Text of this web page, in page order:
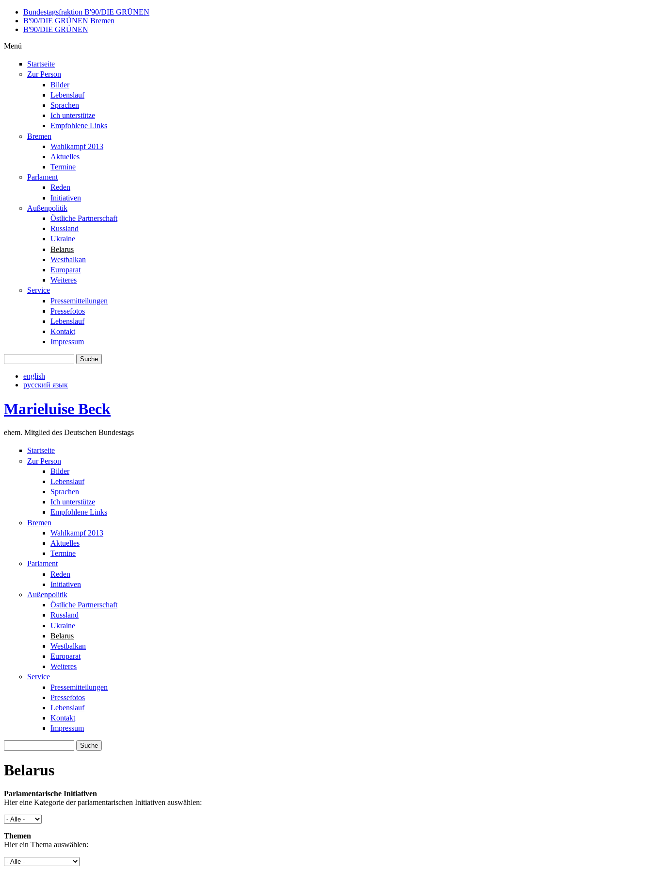
Direkt zum Inhalt
Bundestagsfraktion B'90/DIE GRÜNEN
B'90/DIE GRÜNEN Bremen
B'90/DIE GRÜNEN
Menü
Startseite
Zur Person
Bilder
Lebenslauf
Sprachen
Ich unterstütze
Empfohlene Links
Bremen
Wahlkampf 2013
Aktuelles
Termine
Parlament
Reden
Initiativen
Außenpolitik
Östliche Partnerschaft
Russland
Ukraine
Belarus
Westbalkan
Europarat
Weiteres
Service
Pressemitteilungen
Pressefotos
Lebenslauf
Kontakt
Impressum
english
русский язык
Marieluise Beck
ehem. Mitglied des Deutschen Bundestags
Startseite
Zur Person
Bilder
Lebenslauf
Sprachen
Ich unterstütze
Empfohlene Links
Bremen
Wahlkampf 2013
Aktuelles
Termine
Parlament
Reden
Initiativen
Außenpolitik
Östliche Partnerschaft
Russland
Ukraine
Belarus
Westbalkan
Europarat
Weiteres
Service
Pressemitteilungen
Pressefotos
Lebenslauf
Kontakt
Impressum
Belarus
Parlamentarische Initiativen
Hier eine Kategorie der parlamentarischen Initiativen auswählen:
Themen
Hier ein Thema auswählen: